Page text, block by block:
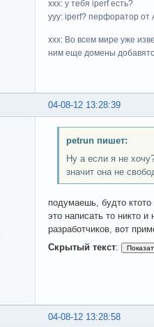
ххх: у тебя iperf есть?
yyy: iperf? перфоратор от
xxx: Во всем мире уже
ним еще домены
04-08-12 13:28:39
petrun пишет:
Ну а если я не
значит она не
подумаешь, будто ктото
это написать то никто
разработчиков, вот
Скрытый текст:
04-08-12 13:28:58